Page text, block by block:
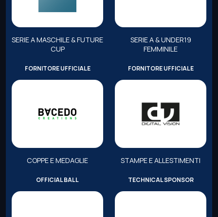
SERIE A MASCHILE & FUTURE
CUP
SERIE A & UNDER19
FEMMINILE
FORNITORE UFFICIALE
COPPE E MEDAGLIE
FORNITORE UFFICIALE
STAMPE E ALLESTIMENTI
OFFICIAL BALL TECHNICAL SPONSOR